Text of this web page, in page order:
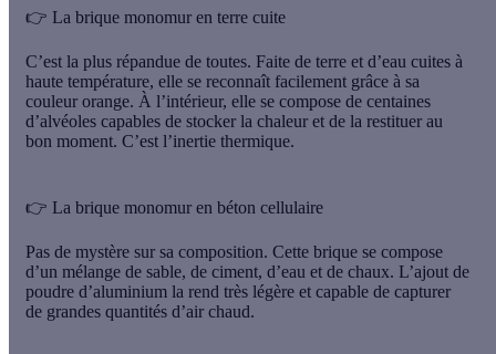
👉 La brique monomur en terre cuite
C’est la plus répandue de toutes. Faite de terre et d’eau cuites à
haute température, elle se reconnaît facilement grâce à sa
couleur orange. À l’intérieur, elle se compose de centaines
d’alvéoles capables de stocker la chaleur et de la restituer au
bon moment. C’est l’inertie thermique.
👉 La brique monomur en béton cellulaire
Pas de mystère sur sa composition. Cette brique se compose
d’un mélange de sable, de ciment, d’eau et de chaux. L’ajout de
poudre d’aluminium la rend très légère et capable de capturer
de grandes quantités d’air chaud.